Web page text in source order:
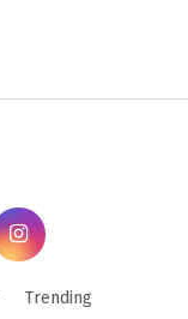
Trending